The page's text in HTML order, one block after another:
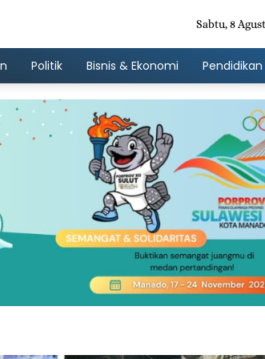
Sabtu, 8
Politik Bisnis & Ekonomi Pendidikan